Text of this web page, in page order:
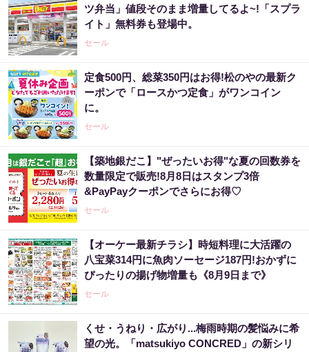
ツ弁当」値段そのまま増量してるよ~!「スプラ
イト」無料券も登場中。
セール
定食500円、総菜350円はお得!松のやの最新ク
ーポンで「ロースかつ定食」がワンコイン
に。
セール
【築地銀だこ】"ぜったいお得"な夏の回数券を
数量限定で販売!8月8日はスタンプ3倍
&PayPayクーポンでさらにお得♡
セール
【オーケー最新チラシ】時短料理に大活躍の
八宝菜314円に魚肉ソーセージ187円!おかずに
ぴったりの揚げ物増量も《8月9日まで》
セール
くせ・うねり・広がり...梅雨時期の髪悩みに希
望の光。「matsukiyo CONCRED」の新シリ